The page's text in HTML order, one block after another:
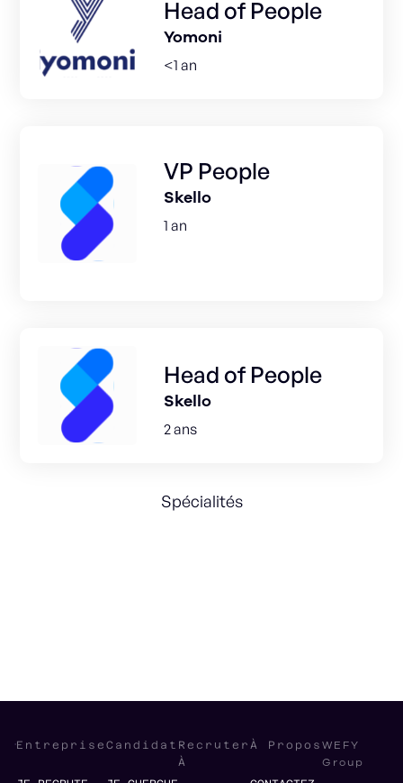
Head of People
Yomoni
<1 an
VP People
Skello
1 an
Head of People
Skello
2 ans
Spécialités
Entreprise Candidat Recruter
À
À Propos WEFY
Group